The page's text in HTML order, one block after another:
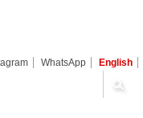
WhatsApp English